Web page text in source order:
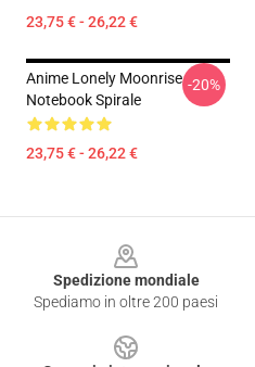
23,75 € - 26,22 €
Anime Lonely Moonrise
Notebook Spirale
23,75 € - 26,22 €
-20%
Spedizione mondiale
Spediamo in oltre 200 paesi